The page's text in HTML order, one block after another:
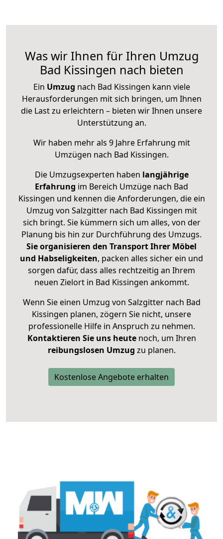
Was wir Ihnen für Ihren Umzug
Bad Kissingen nach bieten
Ein Umzug nach Bad Kissingen kann viele
Herausforderungen mit sich bringen, um Ihnen
die Last zu erleichtern – bieten wir Ihnen unsere
Unterstützung an.
Wir haben mehr als 9 Jahre Erfahrung mit
Umzügen nach Bad Kissingen.
Die Umzugsexperten haben langjährige
Erfahrung im Bereich Umzüge nach Bad
Kissingen und kennen die Anforderungen, die ein
Umzug von Salzgitter nach Bad Kissingen mit
sich bringt. Sie kümmern sich um alles, von der
Planung bis hin zur Durchführung des Umzugs.
Sie organisieren den Transport Ihrer Möbel
und Habseligkeiten, packen alles sicher ein und
sorgen dafür, dass alles rechtzeitig an Ihrem
neuen Zielort in Bad Kissingen ankommt.
Wenn Sie einen Umzug von Salzgitter nach Bad
Kissingen planen, zögern Sie nicht, unsere
professionelle Hilfe in Anspruch zu nehmen.
Kontaktieren Sie uns heutenoch, um Ihren
reibungslosen Umzug zu planen.
Kostenlose Angebote erhalten